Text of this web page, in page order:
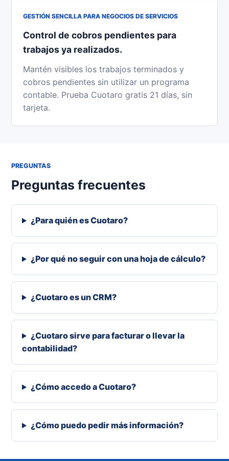
GESTIÓN SENCILLA PARA NEGOCIOS DE SERVICIOS
Control de cobros pendientes para
trabajos ya realizados.
Mantén visibles los trabajos terminados y
cobros pendientes sin utilizar un programa
contable. Prueba Cuotaro gratis 21 días, sin
tarjeta.
PREGUNTAS
Preguntas frecuentes
¿Para quién es Cuotaro?
¿Por qué no seguir con una hoja de cálculo?
¿Cuotaro es un CRM?
¿Cuotaro sirve para facturar o llevar la
contabilidad?
¿Cómo accedo a Cuotaro?
¿Cómo puedo pedir más información?